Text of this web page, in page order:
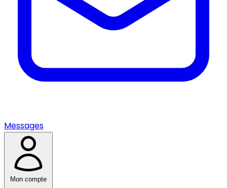
Messages
Mon compte